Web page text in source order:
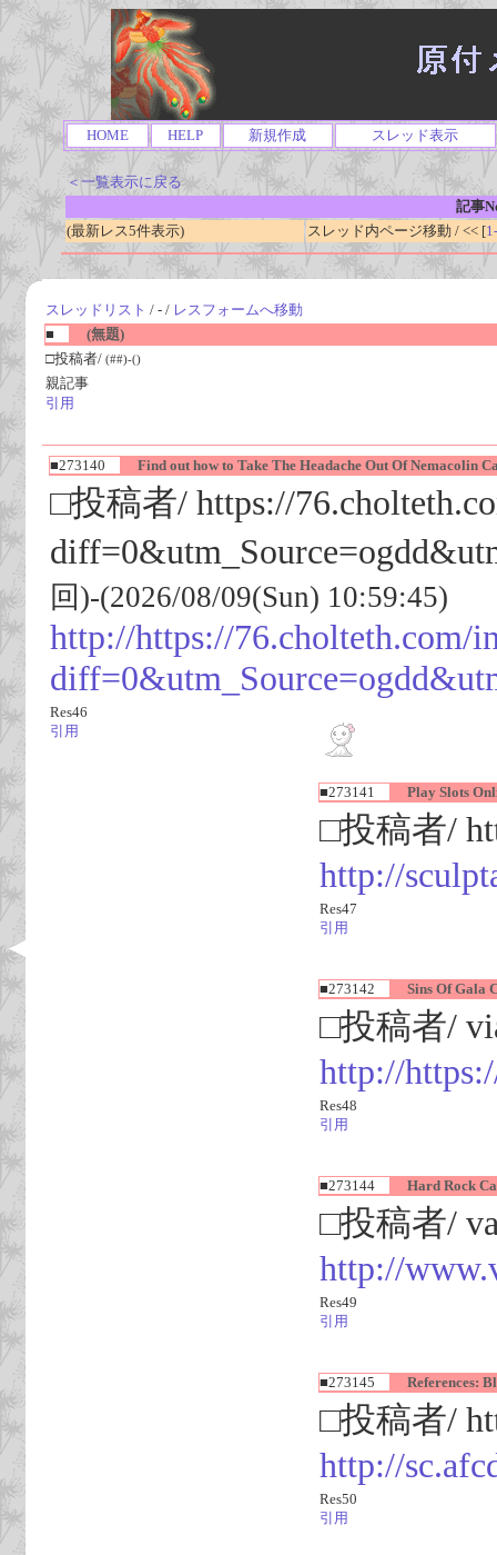
HOME HELP 新規作成 スレッド表示
＜一覧表示に戻る
記事
(最新レス5件表示)
スレッド内ページ移動 / << [
スレッドリスト / - / レスフォームへ移動
■
(無題)
□投稿者/ (##)-()
親記事
引用
■273140 Find out how to Take The Headache Out Of Nemacolin
□投稿者/ https://
回)-(2026/08/09(Sun) 10:59:45)
http://https://76.cholteth.com/
Res46
引用
■273141 Play Slots
□投稿者/
http://
Res47
引用
■273142 Sins Of Gala
□投稿者/
http://
Res48
引用
■273144 Hard Rock
□投稿者/
http://
Res49
引用
■273145 References:
□投稿者/
http://
Res50
引用